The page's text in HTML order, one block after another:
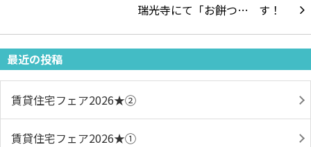
瑞光寺にて「お餅つ…
最近の投稿
賃貸住宅フェア2026★➁
賃貸住宅フェア2026★①